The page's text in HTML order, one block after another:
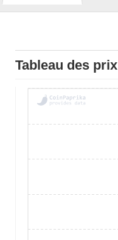
Tableau des prix